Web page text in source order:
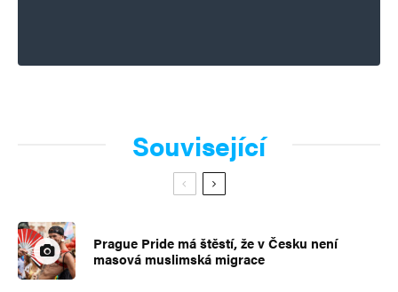
Související
Prague Pride má štěstí, že v Česku není
masová muslimská migrace